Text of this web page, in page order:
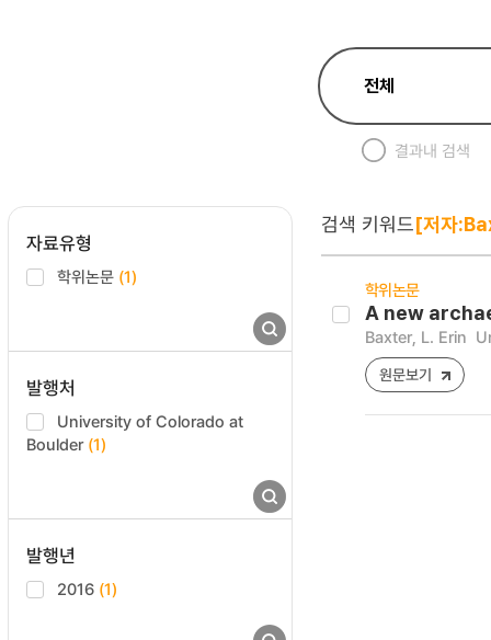
결과내 검색
자료유형
학위논문 (1)
발행처
University of Colorado at
Boulder (1)
발행년
2016 (1)
검색 키워드[저자
학위논문
A new
Baxter, L. Erin
원문보기